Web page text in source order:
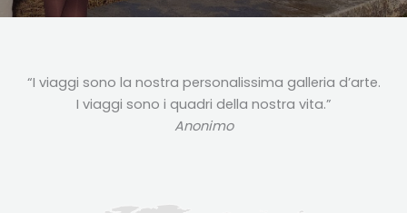
“I viaggi sono la nostra personalissima galleria d’arte.
I viaggi sono i quadri della nostra vita.”
Anonimo